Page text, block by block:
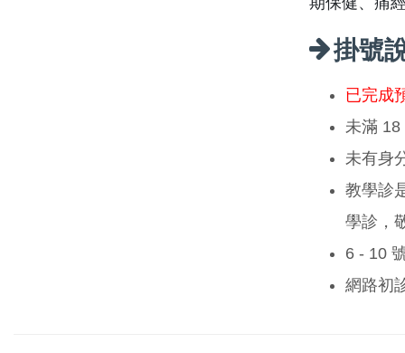
掛號
已完成
未滿 18
未有身
教學診
學診，
6 - 10
網路初